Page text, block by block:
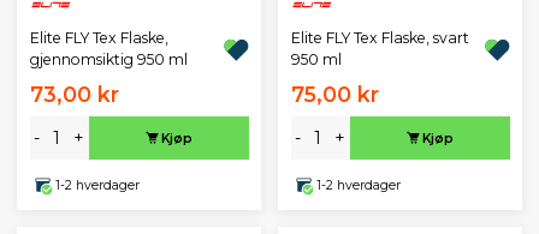
Elite FLY Tex Flaske,
gjennomsiktig 950 ml
73,00 kr
- + Kjøp
1-2 hverdager
Elite FLY Tex Flaske, svart
950 ml
75,00 kr
- + Kjøp
1-2 hverdager